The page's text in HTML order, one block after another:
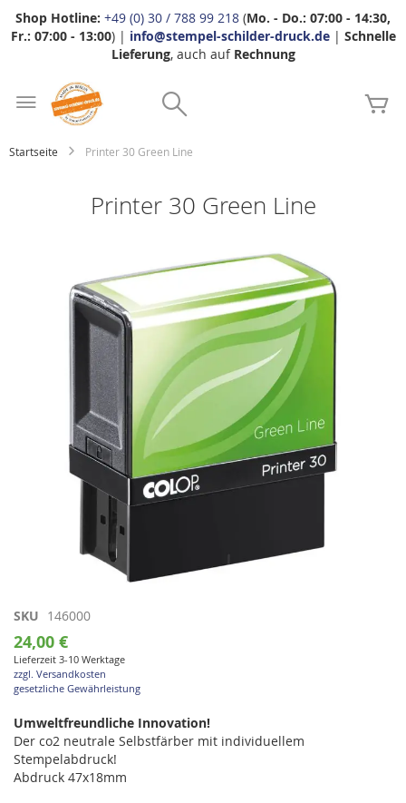
Shop Hotline: +49 (0) 30 / 788 99 218 (Mo. - Do.: 07:00 - 14:30,
Fr.: 07:00 - 13:00) | info@stempel-schilder-druck.de| Schnelle
Lieferung, auch auf Rechnung
Startseite Printer 30 Green Line
Printer 30 Green Line
Bildgalerie
Zum
Anfang
der
Bildgalerie
springen
SKU 146000
24,00 €
Lieferzeit 3-10 Werktage
zzgl. Versandkosten
gesetzliche Gewährleistung
Umweltfreundliche Innovation!
Der co2 neutrale Selbstfärber mit individuellem
Stempelabdruck!
Abdruck 47x18mm